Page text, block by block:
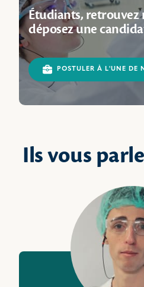
Étudiants, retrouvez
déposez une
POSTULER À L'UNE DE
Ils vous